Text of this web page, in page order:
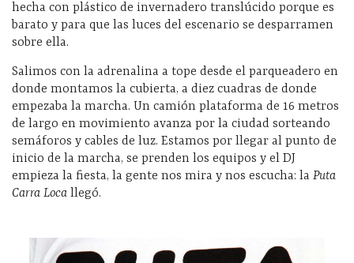
hecha con plástico de invernadero translúcido porque es
barato y para que las luces del escenario se desparramen
sobre ella.
Salimos con la adrenalina a tope desde el parqueadero en
donde montamos la cubierta, a diez cuadras de donde
empezaba la marcha. Un camión plataforma de 16 metros
de largo en movimiento avanza por la ciudad sorteando
semáforos y cables de luz. Estamos por llegar al punto de
inicio de la marcha, se prenden los equipos y el DJ
empieza la fiesta, la gente nos mira y nos escucha: la Puta
Carra Loca llegó.